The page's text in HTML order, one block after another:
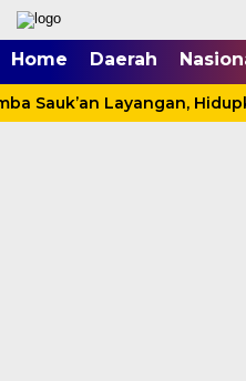
mgid.com, 522897, DIRECT,
Home Daerah
Sauk’an Layangan,